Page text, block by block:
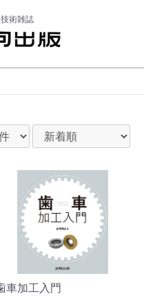
術雑誌
車加工入門